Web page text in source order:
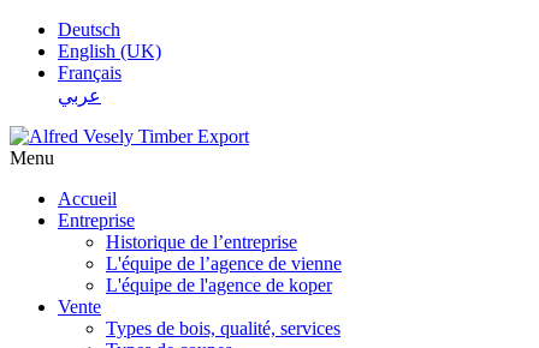
Deutsch
English (UK)
Français
عربي
Menu
Accueil
Entreprise
Historique de l’entreprise
L'équipe de l’agence de vienne
L'équipe de l'agence de koper
Vente
Types de bois, qualité, services